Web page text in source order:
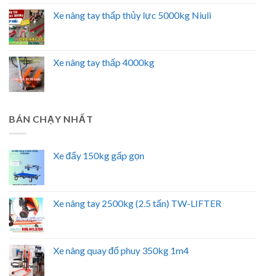
Xe nâng tay thấp thủy lực 5000kg Niuli
Xe nâng tay thấp 4000kg
BÁN CHẠY NHẤT
Xe đẩy 150kg gấp gọn
Xe nâng tay 2500kg (2.5 tấn) TW-LIFTER
Xe nâng quay đổ phuy 350kg 1m4